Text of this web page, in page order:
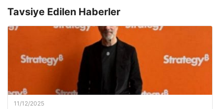
Tavsiye Edilen Haberler
11/12/2025